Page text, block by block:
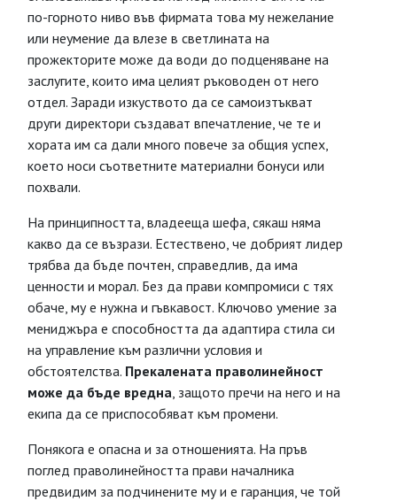
по-горното ниво във фирмата това му нежелание
или неумение да влезе в светлината на
прожекторите може да води до подценяване на
заслугите, които има целият ръководен от него
отдел. Заради изкуството да се самоизтъкват
други директори създават впечатление, че те и
хората им са дали много повече за общия успех,
което носи съответните материални бонуси или
похвали.
На принципността, владееща шефа, сякаш няма
какво да се възрази. Естествено, че добрият лидер
трябва да бъде почтен, справедлив, да има
ценности и морал. Без да прави компромиси с тях
обаче, му е нужна и гъвкавост. Ключово умение за
мениджъра е способността да адаптира стила си
на управление към различни условия и
обстоятелства. Прекалената праволинейност
може да бъде вредна, защото пречи на него и на
екипа да се приспособяват към промени.
Понякога е опасна и за отношенията. На пръв
поглед праволинейността прави началника
предвидим за подчинените му и е гаранция, че той